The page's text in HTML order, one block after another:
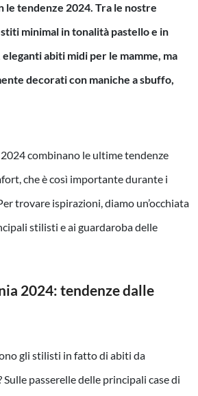
le tendenze 2024. Tra le nostre
minimal in tonalità pastello e in
abiti midi per le mamme, ma
decorati con maniche a sbuffo,
combinano le ultime tendenze
che è così importante durante i
trovare ispirazioni, diamo un’occhiata
stilisti e ai guardaroba delle
2024: tendenze dalle
gli stilisti in fatto di abiti da
passerelle delle principali case di